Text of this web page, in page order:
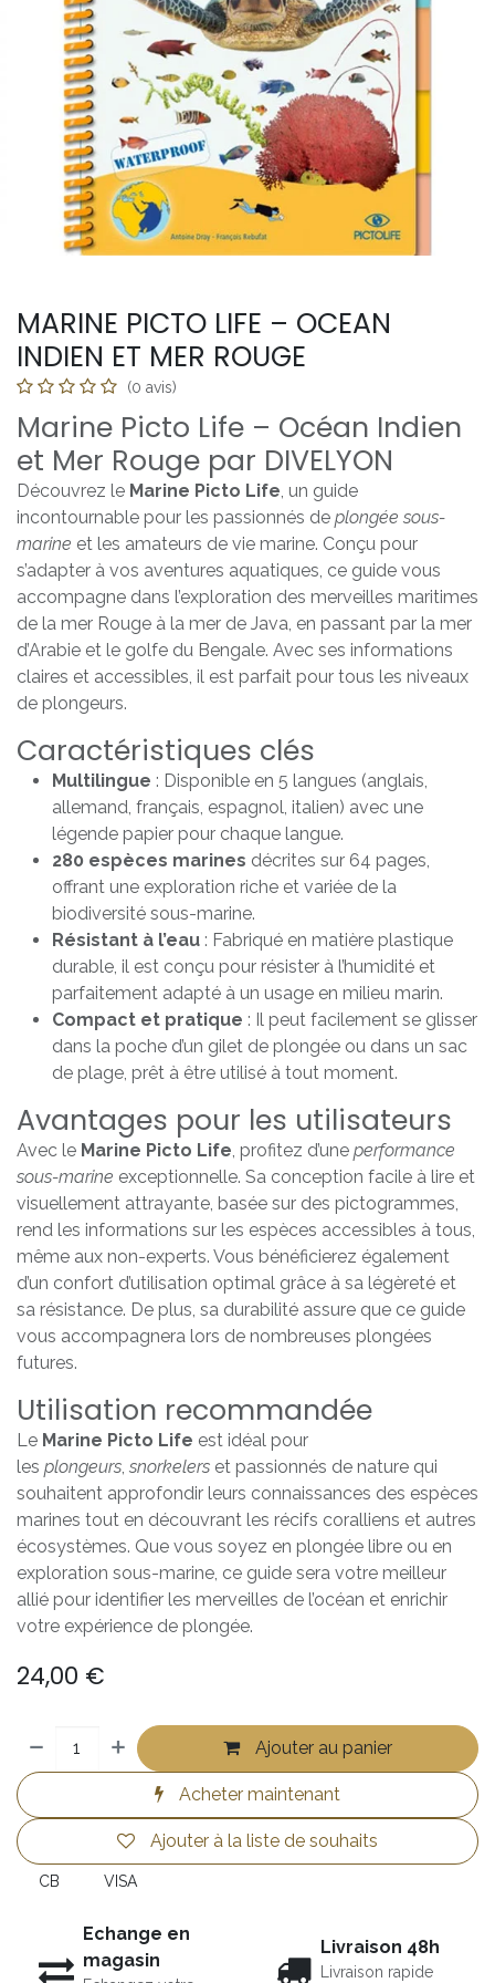
MARINE PICTO LIFE – OCEAN
INDIEN ET MER ROUGE
(0 avis)
Marine Picto Life – Océan Indien
et Mer Rouge par DIVELYON
Découvrez le Marine Picto Life, un guide
incontournable pour les passionnés de plongée sous-
marine et les amateurs de vie marine. Conçu pour
s’adapter à vos aventures aquatiques, ce guide vous
accompagne dans l’exploration des merveilles maritimes
de la mer Rouge à la mer de Java, en passant par la mer
d’Arabie et le golfe du Bengale. Avec ses informations
claires et accessibles, il est parfait pour tous les niveaux
de plongeurs.
Caractéristiques clés
Multilingue : Disponible en 5 langues (anglais,
allemand, français, espagnol, italien) avec une
légende papier pour chaque langue.
280 espèces marines décrites sur 64 pages,
offrant une exploration riche et variée de la
biodiversité sous-marine.
Résistant à l’eau : Fabriqué en matière plastique
durable, il est conçu pour résister à l’humidité et
parfaitement adapté à un usage en milieu marin.
Compact et pratique : Il peut facilement se glisser
dans la poche d’un gilet de plongée ou dans un sac
de plage, prêt à être utilisé à tout moment.
Avantages pour les utilisateurs
Avec le Marine Picto Life, profitez d’une performance
sous-marine exceptionnelle. Sa conception facile à lire et
visuellement attrayante, basée sur des pictogrammes,
rend les informations sur les espèces accessibles à tous,
même aux non-experts. Vous bénéficierez également
d’un confort d’utilisation optimal grâce à sa légèreté et
sa résistance. De plus, sa durabilité assure que ce guide
vous accompagnera lors de nombreuses plongées
futures.
Utilisation recommandée
Le Marine Picto Life est idéal pour
les plongeurs, snorkelers et passionnés de nature qui
souhaitent approfondir leurs connaissances des espèces
marines tout en découvrant les récifs coralliens et autres
écosystèmes. Que vous soyez en plongée libre ou en
exploration sous-marine, ce guide sera votre meilleur
allié pour identifier les merveilles de l’océan et enrichir
votre expérience de plongée.
24,00 €
Ajouter au panier
Acheter maintenant
Ajouter à la liste de souhaits
CB VISA
Echange en
magasin
Livraison 48h
Livraison rapide